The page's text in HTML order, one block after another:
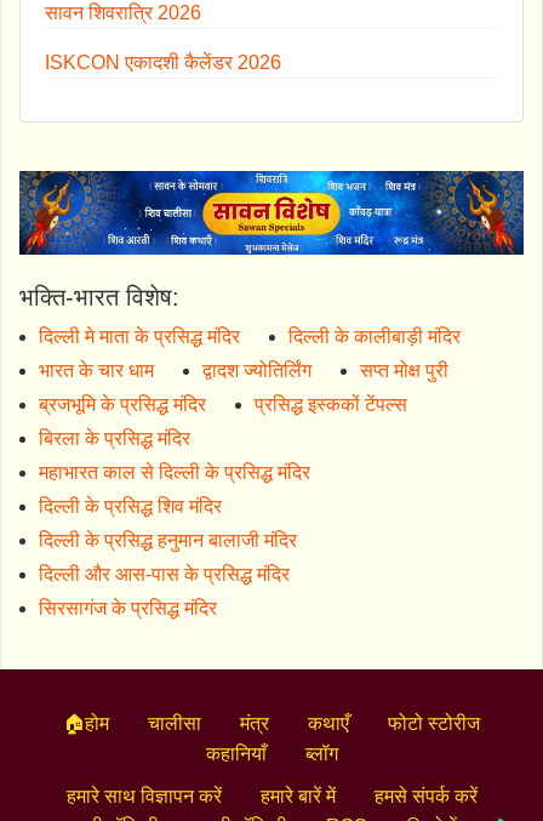
सावन शिवरात्रि 2026
ISKCON एकादशी कैलेंडर 2026
भक्ति-भारत विशेष:
दिल्ली मे माता के प्रसिद्ध मंदिर
दिल्ली के कालीबाड़ी मंदिर
भारत के चार धाम
द्वादश ज्योतिर्लिंग
सप्त मोक्ष पुरी
ब्रजभूमि के प्रसिद्ध मंदिर
प्रसिद्ध इस्ककों टेंपल्स
बिरला के प्रसिद्ध मंदिर
महाभारत काल से दिल्ली के प्रसिद्ध मंदिर
दिल्ली के प्रसिद्ध शिव मंदिर
दिल्ली के प्रसिद्ध हनुमान बालाजी मंदिर
दिल्ली और आस-पास के प्रसिद्ध मंदिर
सिरसागंज के प्रसिद्ध मंदिर
🏠होम चालीसा मंत्र कथाएँ
फोटो स्टोरीज
कहानियाँ
ब्लॉग
हमारे साथ विज्ञापन करें हमारे बारें में
हमसे संपर्क करें